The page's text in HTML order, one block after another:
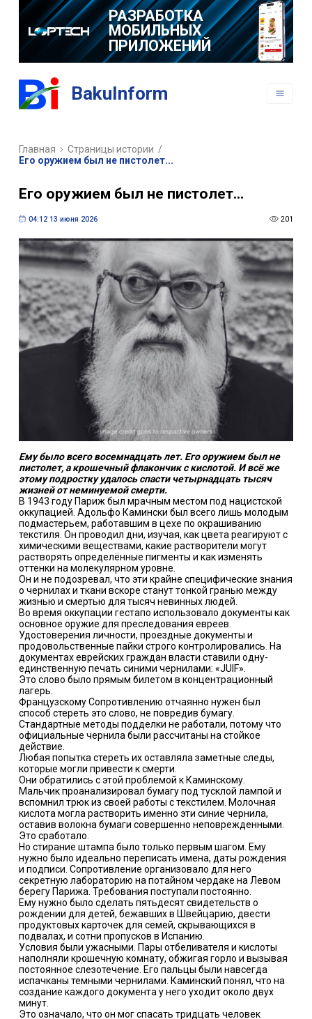
РАЗРАБОТКА
МОБИЛЬНЫХ
ПРИЛОЖЕНИЙ
BakuInform
Главная Страницы истории /
Его оружием был не пистолет...
Его оружием был не пистолет...
04:12 13 июня 2026 201
Ему было всего восемнадцать лет. Его оружием был не
пистолет, а крошечный флакончик с кислотой. И всё же
этому подростку удалось спасти четырнадцать тысяч
жизней от неминуемой смерти.
В 1943 году Париж был мрачным местом под нацистской
оккупацией. Адольфо Камински был всего лишь молодым
подмастерьем, работавшим в цехе по окрашиванию
текстиля. Он проводил дни, изучая, как цвета реагируют с
химическими веществами, какие растворители могут
растворять определённые пигменты и как изменять
оттенки на молекулярном уровне.
Он и не подозревал, что эти крайне специфические знания
о чернилах и ткани вскоре станут тонкой гранью между
жизнью и смертью для тысяч невинных людей.
Во время оккупации гестапо использовало документы как
основное оружие для преследования евреев.
Удостоверения личности, проездные документы и
продовольственные пайки строго контролировались. На
документах еврейских граждан власти ставили одну-
единственную печать синими чернилами: «JUIF».
Это слово было прямым билетом в концентрационный
лагерь.
Французскому Сопротивлению отчаянно нужен был
способ стереть это слово, не повредив бумагу.
Стандартные методы подделки не работали, потому что
официальные чернила были рассчитаны на стойкое
действие.
Любая попытка стереть их оставляла заметные следы,
которые могли привести к смерти.
Они обратились с этой проблемой к Каминскому.
Мальчик проанализировал бумагу под тусклой лампой и
вспомнил трюк из своей работы с текстилем. Молочная
кислота могла растворить именно эти синие чернила,
оставив волокна бумаги совершенно неповрежденными.
Это сработало.
Но стирание штампа было только первым шагом. Ему
нужно было идеально переписать имена, даты рождения
и подписи. Сопротивление организовало для него
секретную лабораторию на потайном чердаке на Левом
берегу Парижа. Требования поступали постоянно.
Ему нужно было сделать пятьдесят свидетельств о
рождении для детей, бежавших в Швейцарию, двести
продуктовых карточек для семей, скрывающихся в
подвалах, и сотни пропусков в Испанию.
Условия были ужасными. Пары отбеливателя и кислоты
наполняли крошечную комнату, обжигая горло и вызывая
постоянное слезотечение. Его пальцы были навсегда
испачканы темными чернилами. Каминский понял, что на
создание каждого документа у него уходит около двух
минут.
Это означало, что он мог спасать тридцать человек